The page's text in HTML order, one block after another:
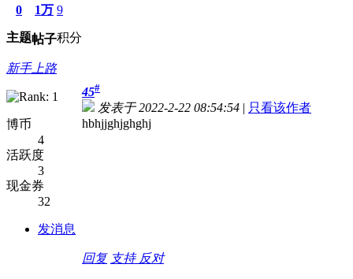
0
主题
1万
帖子
9
积分
新手上路
博币
4
活跃度
3
现金券
32
发消息
45#
发表于 2022-2-22 08:54:54 | 只看该作者
hbhjjghjghghj
回复 支持 反对